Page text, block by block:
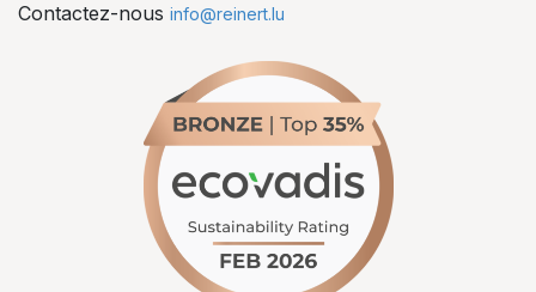
Contactez-nous info@reinert.lu